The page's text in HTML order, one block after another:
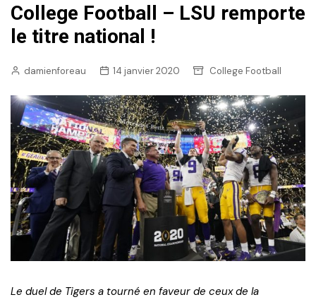
College Football – LSU remporte
le titre national !
damienforeau 14 janvier 2020 College Football
Le duel de Tigers a tourné en faveur de ceux de la